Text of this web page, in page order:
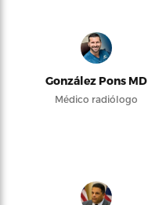
González Pons MD
Médico radiólogo